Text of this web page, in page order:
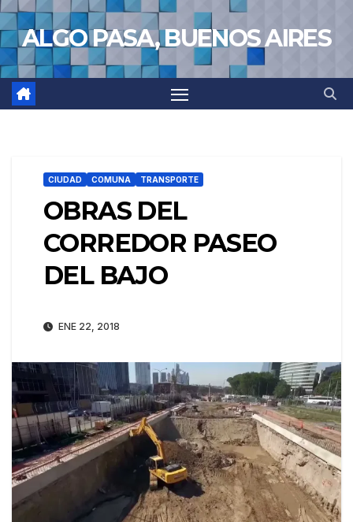
Saltar
al
contenido
ALGO PASA, BUENOS AIRES
CIUDAD COMUNA TRANSPORTE
OBRAS DEL
CORREDOR PASEO
DEL BAJO
ENE 22, 2018